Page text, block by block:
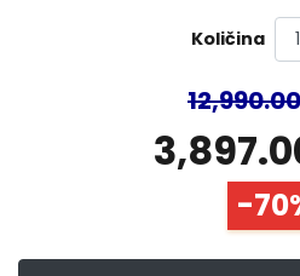
Količina
-